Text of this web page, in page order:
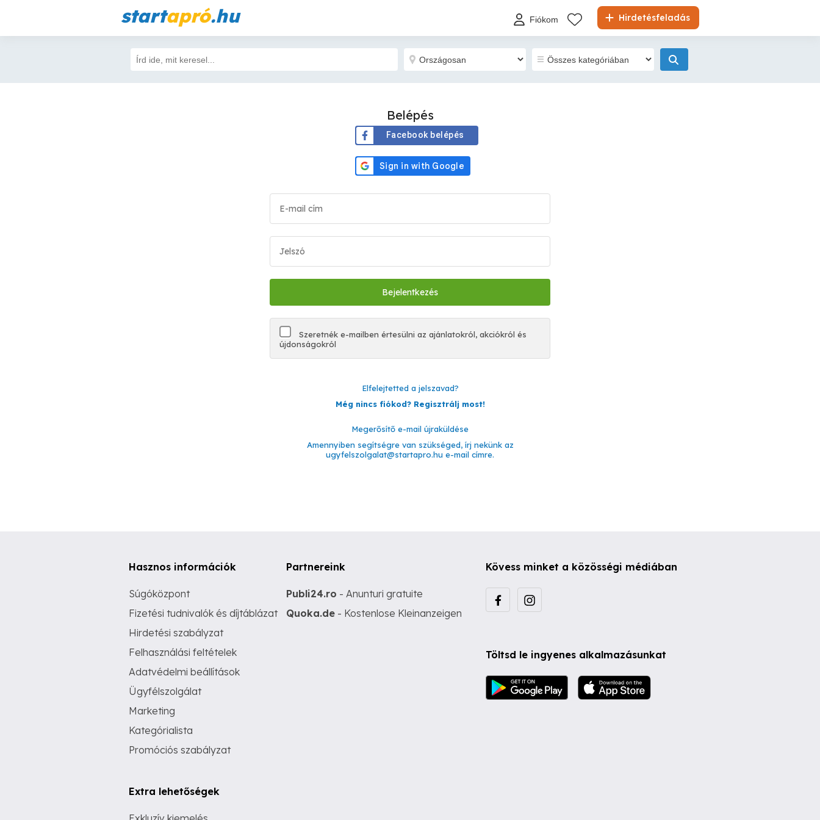
startapró.hu Hirdetésfeladás
Fiókom
Belépés
Facebook belépés
Szeretnék e-mailben értesülni az ajánlatokról, akciókról és
újdonságokról
Elfelejtetted a jelszavad?
Még nincs fiókod? Regisztrálj most!
Megerősítő e-mail újraküldése
Amennyiben segítségre van szükséged, írj nekünk az
ugyfelszolgalat@startapro.hu e-mail címre.
Hasznos információk
Súgóközpont
Fizetési tudnivalók és díjtáblázat
Hirdetési szabályzat
Felhasználási feltételek
Adatvédelmi beállítások
Ügyfélszolgálat
Marketing
Kategórialista
Promóciós szabályzat
Extra lehetőségek
Partnereink
Publi24.ro - Anunturi gratuite
Quoka.de - Kostenlose Kleinanzeigen
Kövess minket a közösségi médiában
Töltsd le ingyenes alkalmazásunkat